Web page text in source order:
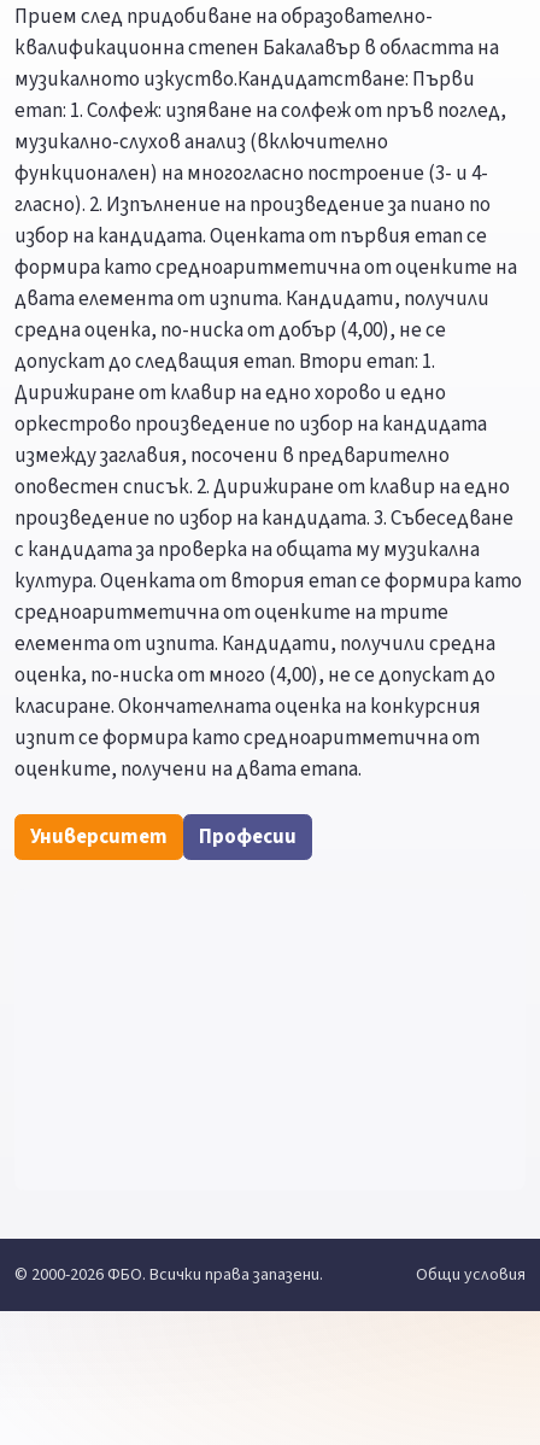
Прием след придобиване на образователно-
квалификационна степен Бакалавър в областта на
музикалното изкуство.Кандидатстване: Първи
етап: 1. Солфеж: изпяване на солфеж от пръв поглед,
музикално-слухов анализ (включително
функционален) на многогласно построение (3- и 4-
гласно). 2. Изпълнение на произведение за пиано по
избор на кандидата. Оценката от първия етап се
формира като средноаритметична от оценките на
двата елемента от изпита. Кандидати, получили
средна оценка, по-ниска от добър (4,00), не се
допускат до следващия етап. Втори етап: 1.
Дирижиране от клавир на едно хорово и едно
оркестрово произведение по избор на кандидата
измежду заглавия, посочени в предварително
оповестен списък. 2. Дирижиране от клавир на едно
произведение по избор на кандидата. 3. Събеседване
с кандидата за проверка на общата му музикална
култура. Оценката от втория етап се формира като
средноаритметична от оценките на трите
елемента от изпита. Кандидати, получили средна
оценка, по-ниска от много (4,00), не се допускат до
класиране. Окончателната оценка на конкурсния
изпит се формира като средноаритметична от
оценките, получени на двата етапа.
Университет Професии
© 2000-2026 ФБО. Всички права запазени. Общи условия